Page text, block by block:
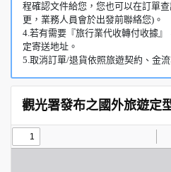
程確認文件給您，您也可以在訂單
更，業務人員會於出發前聯絡您)。
4.若有需要『旅行業代收轉付收據
定寄送地址。
5.取消訂單/退貨依照旅遊契約、金
觀光署發布之國外旅遊定